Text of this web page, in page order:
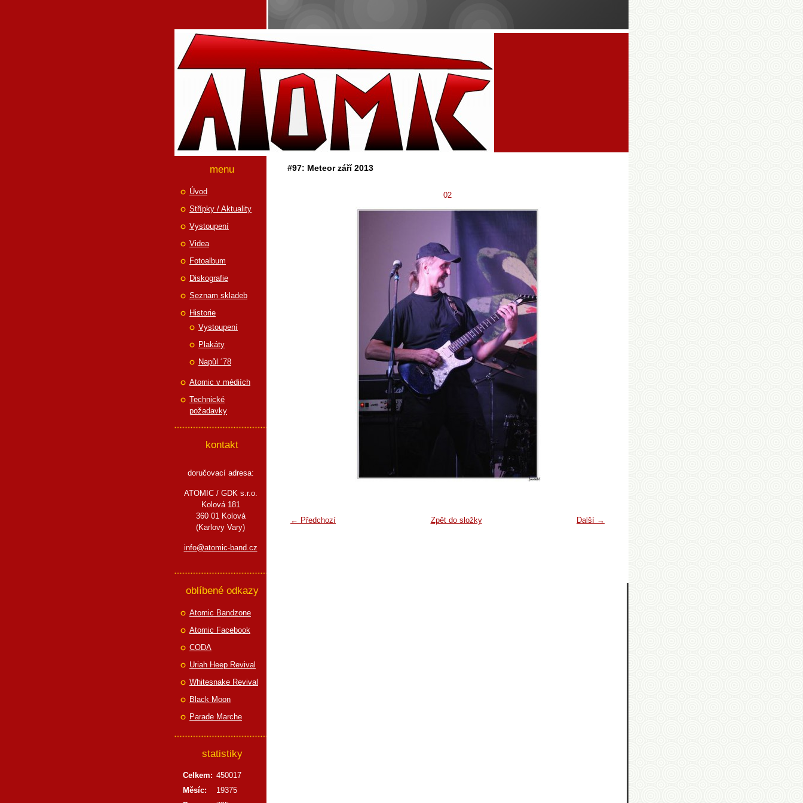
#97: Meteor září 2013
02
← Předchozí Další →
Zpět do složky
menu
Úvod
Střípky / Aktuality
Vystoupení
Videa
Fotoalbum
Diskografie
Seznam skladeb
Historie
Vystoupení
Plakáty
Napůl ´78
Atomic v médiích
Technické
požadavky
kontakt
doručovací adresa:
ATOMIC / GDK s.r.o.
Kolová 181
360 01 Kolová
(Karlovy Vary)
info@atomic-band.cz
oblíbené odkazy
Atomic Bandzone
Atomic Facebook
CODA
Uriah Heep Revival
Whitesnake Revival
Black Moon
Parade Marche
statistiky
Celkem: 450017
Měsíc:
19375